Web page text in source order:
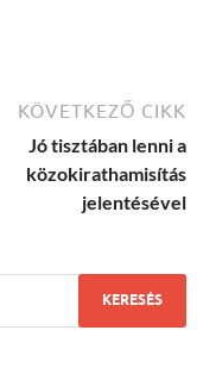
KÖVETKEZŐ CIKK
Jó tisztában lenni a
közokirathamisítás
jelentésével